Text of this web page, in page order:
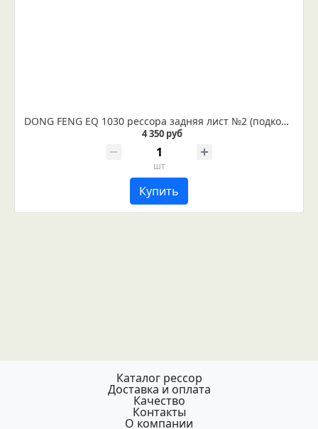
DONG FENG EQ 1030 рессора задняя лист №2 (подкоренной) (Арт. IR 03-01-02)
4 350 руб
шт
Купить
Каталог рессор
Доставка и оплата
Качество
Контакты
О компании